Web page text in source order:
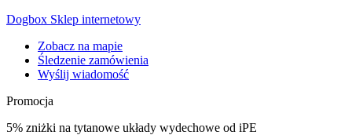
Dogbox Sklep internetowy
Zobacz na mapie
Śledzenie zamówienia
Wyślij wiadomość
Promocja
5% zniżki na tytanowe układy wydechowe od iPE